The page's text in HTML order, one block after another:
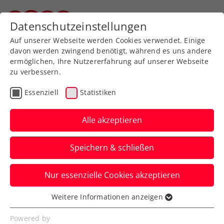
Zurück zur Newsübersicht
Top-Tennis meets
Turntables – Red Bull
BassLine ist zurück!
Das Format revolutioniert ein
Tennisturnier für Sportler und Zuschauer
und lockt die ATP-Topstars zum
Heumarkt.
Verfasst von: Presseaussendung / Redaktion, 30.09.2022
Datenschutzeinstellungen
Auf unserer Webseite werden Cookies verwendet. Einige
davon werden zwingend benötigt, während es uns andere
ermöglichen, Ihre Nutzererfahrung auf unserer Webseite
zu verbessern.
Essenziell Statistiken
Alle akzeptieren
Speichern & schließen
Nur essenzielle Cookies akzeptieren
Essenziell
Essenzielle Cookies werden für grundlegende
Weitere Informationen anzeigen
Powered by